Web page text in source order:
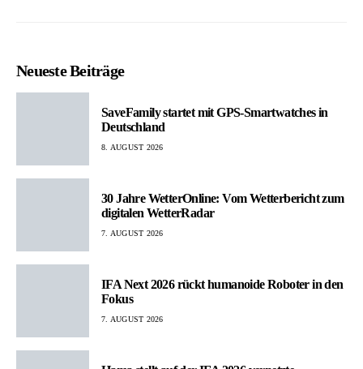
Neueste Beiträge
SaveFamily startet mit GPS-Smartwatches in
Deutschland
8. AUGUST 2026
30 Jahre WetterOnline: Vom Wetterbericht zum
digitalen WetterRadar
7. AUGUST 2026
IFA Next 2026 rückt humanoide Roboter in den
Fokus
7. AUGUST 2026